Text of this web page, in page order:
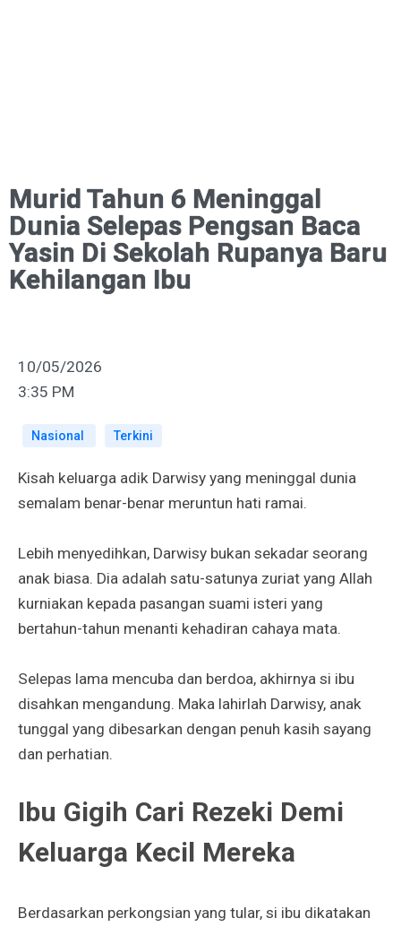
Murid Tahun 6 Meninggal
Dunia Selepas Pengsan Baca
Yasin Di Sekolah Rupanya Baru
Kehilangan Ibu
10/05/2026
3:35 PM
Nasional Terkini
Kisah keluarga adik Darwisy yang meninggal dunia
semalam benar-benar meruntun hati ramai.
Lebih menyedihkan, Darwisy bukan sekadar seorang
anak biasa. Dia adalah satu-satunya zuriat yang Allah
kurniakan kepada pasangan suami isteri yang
bertahun-tahun menanti kehadiran cahaya mata.
Selepas lama mencuba dan berdoa, akhirnya si ibu
disahkan mengandung. Maka lahirlah Darwisy, anak
tunggal yang dibesarkan dengan penuh kasih sayang
dan perhatian.
Ibu Gigih Cari Rezeki Demi
Keluarga Kecil Mereka
Berdasarkan perkongsian yang tular, si ibu dikatakan